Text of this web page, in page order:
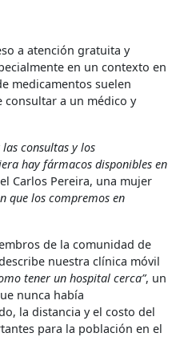
a atención gratuita y
en un contexto en
medicamentos suelen
a un médico y
consultas y los
hay fármacos disponibles en
Carlos Pereira, una mujer
que los compremos en
de la comunidad de
nuestra clínica móvil
tener un hospital cerca”, un
nunca había
la distancia y el costo del
para la población en el